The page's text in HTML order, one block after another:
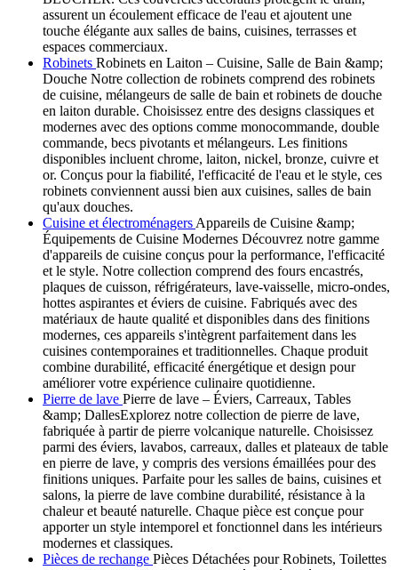
assurent un écoulement efficace de l'eau et ajoutent une
touche élégante aux salles de bains, cuisines, terrasses et
espaces commerciaux.
Robinets Robinets en Laiton – Cuisine, Salle de Bain &amp;
Douche Notre collection de robinets comprend des robinets
de cuisine, mélangeurs de salle de bain et robinets de douche
en laiton durable. Choisissez entre des designs classiques et
modernes avec des options comme monocommande, double
commande, becs pivotants et mélangeurs. Les finitions
disponibles incluent chrome, laiton, nickel, bronze, cuivre et
or. Conçus pour la fiabilité, l'efficacité de l'eau et le style, ces
robinets conviennent aussi bien aux cuisines, salles de bain
qu'aux douches.
Cuisine et électroménagers Appareils de Cuisine &amp;
Équipements de Cuisine Modernes Découvrez notre gamme
d'appareils de cuisine conçus pour la performance, l'efficacité
et le style. Notre collection comprend des fours encastrés,
plaques de cuisson, réfrigérateurs, lave-vaisselle, micro-ondes,
hottes aspirantes et éviers de cuisine. Fabriqués avec des
matériaux de haute qualité et disponibles dans des finitions
modernes, ces appareils s'intègrent parfaitement dans les
cuisines contemporaines et traditionnelles. Chaque produit
combine durabilité, efficacité énergétique et design pour
améliorer votre expérience culinaire quotidienne.
Pierre de lave Pierre de lave – Éviers, Carreaux, Tables
&amp; DallesExplorez notre collection de pierre de lave,
fabriquée à partir de pierre volcanique naturelle. Choisissez
parmi des éviers, lavabos, carreaux, dalles et plateaux de table
en pierre de lave, y compris des versions émaillées pour des
finitions uniques. Parfaite pour les salles de bains, cuisines et
salons, la pierre de lave combine durabilité, résistance à la
chaleur et beauté naturelle. Chaque pièce est conçue pour
apporter un style intemporel et fonctionnel dans les intérieurs
modernes et classiques.
Pièces de rechange Pièces Détachées pour Robinets, Toilettes